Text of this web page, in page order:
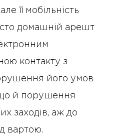
її мобільність
домашній арешт
контакту з
його умов
що й порушення
заходів, аж до
вартою.